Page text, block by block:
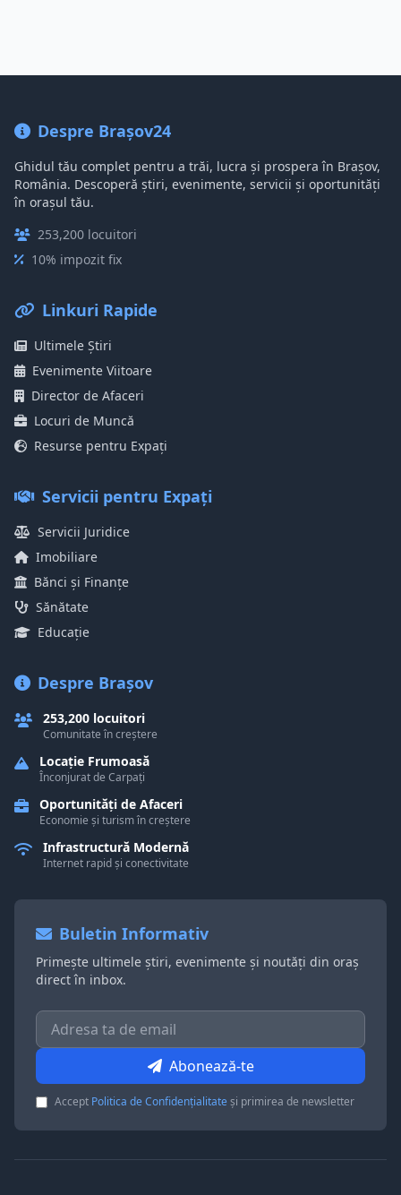
Despre Brașov24
Ghidul tău complet pentru a trăi, lucra și prospera în Brașov,
România. Descoperă știri, evenimente, servicii și oportunități
în orașul tău.
253,200 locuitori
10% impozit fix
Linkuri Rapide
Ultimele Știri
Evenimente Viitoare
Director de Afaceri
Locuri de Muncă
Resurse pentru Expați
Servicii pentru Expați
Servicii Juridice
Imobiliare
Bănci și Finanțe
Sănătate
Educație
Despre Brașov
253,200 locuitori
Comunitate în creștere
Locație Frumoasă
Înconjurat de Carpați
Oportunități de Afaceri
Economie și turism în creștere
Infrastructură Modernă
Internet rapid și conectivitate
Buletin Informativ
Primește ultimele știri, evenimente și noutăți din oraș
direct în inbox.
Abonează-te
Accept Politica de Confidențialitateși primirea de newsletter